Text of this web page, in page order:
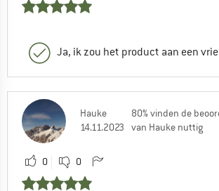
Ja, ik zou het product aan een
Hauke
14.11.2023
80% vinden de
van Hauke nuttig
0 0